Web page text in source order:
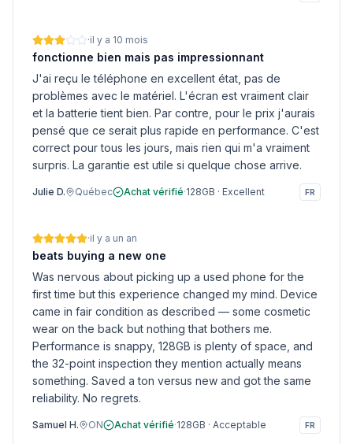
·il y a 10 mois
fonctionne bien mais pas impressionnant
J'ai reçu le téléphone en excellent état, pas de
problèmes avec le matériel. L'écran est vraiment clair
et la batterie tient bien. Par contre, pour le prix j'aurais
pensé que ce serait plus rapide en performance. C'est
correct pour tous les jours, mais rien qui m'a vraiment
surpris. La garantie est utile si quelque chose arrive.
Julie D. Québec Achat vérifié·128GB · Excellent FR
·il y a un an
beats buying a new one
Was nervous about picking up a used phone for the
first time but this experience changed my mind. Device
came in fair condition as described — some cosmetic
wear on the back but nothing that bothers me.
Performance is snappy, 128GB is plenty of space, and
the 32-point inspection they mention actually means
something. Saved a ton versus new and got the same
reliability. No regrets.
Samuel H. ON Achat vérifié·128GB · Acceptable FR